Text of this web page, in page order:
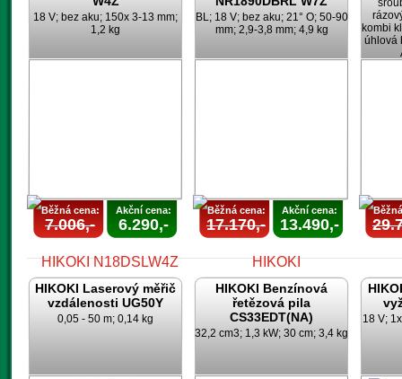
18 V; bez aku; 150x 3-13 mm;
1,2 kg
Běžná cena:
7.006,-
Akční cena:
6.290,-
BL; 18 V; bez aku; 21° O; 50-90
mm; 2,9-3,8 mm; 4,9 kg
Běžná cena:
17.170,-
Akční cena:
13.490,-
kombi
úhlová
HIKOKI Laserový měřič
vzdálenosti UG50Y
0,05 - 50 m; 0,14 kg
HIKOKI Benzínová
řetězová pila
CS33EDT(NA)
32,2 cm3; 1,3 kW; 30 cm; 3,4 kg
18 V;